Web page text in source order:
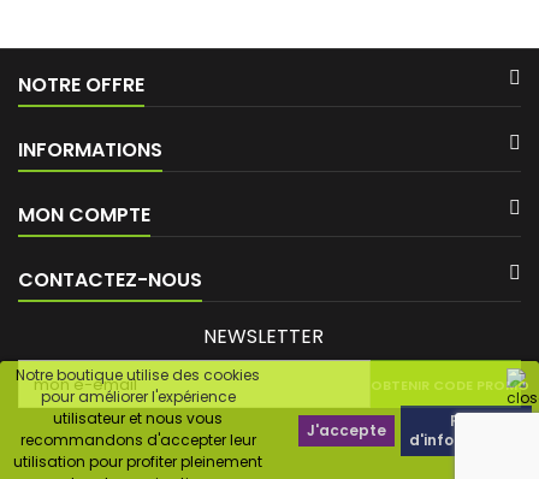
Notre boutique utilise des cookies
pour améliorer l'expérience
utilisateur et nous vous
recommandons d'accepter leur
utilisation pour profiter pleinement
J'accepte
Plus
d'informations
NOTRE OFFRE
INFORMATIONS
MON COMPTE
CONTACTEZ-NOUS
NEWSLETTER
OBTENIR CODE PROMO